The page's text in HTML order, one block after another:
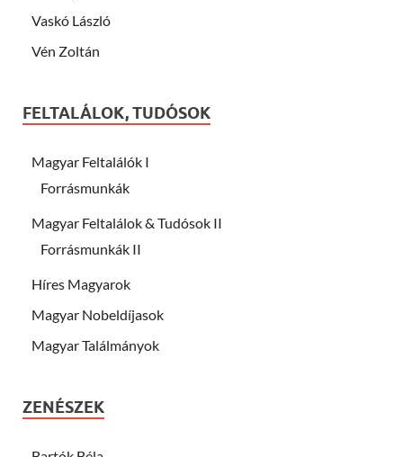
Vaskó László
Vén Zoltán
FELTALÁLOK, TUDÓSOK
Magyar Feltalálók I
Forrásmunkák
Magyar Feltalálok & Tudósok II
Forrásmunkák II
Híres Magyarok
Magyar Nobeldíjasok
Magyar Találmányok
ZENÉSZEK